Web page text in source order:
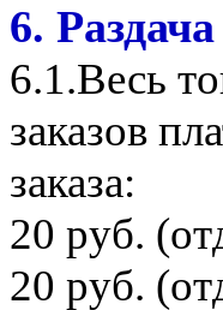
6.
6.1.Весь
заказов
заказа:
20 руб.
20 руб.